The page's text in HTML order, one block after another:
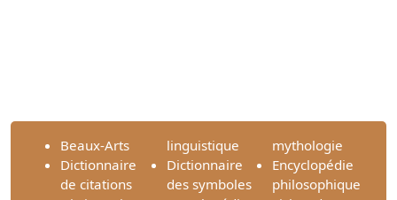
Beaux-Arts
Dictionnaire
de citations
linguistique
Dictionnaire
des symboles
mythologie
Encyclopédie
philosophique